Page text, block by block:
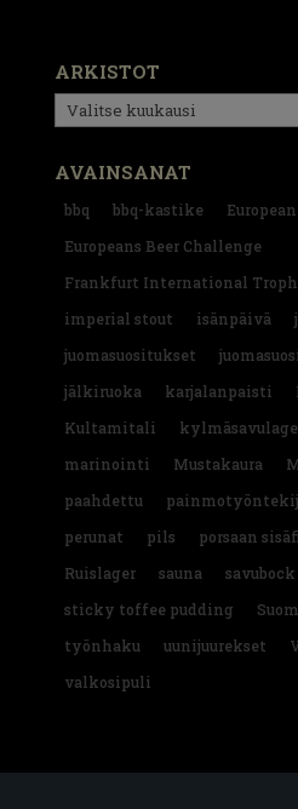
ARKISTOT
Arkistot
AVAINSANAT
bbq bbq-kastike
Europeans Beer Challenge
Frankfurt International
imperial stout
isänpäivä
juomasuositukset
jälkiruoka
karjalanpaisti
Kultamitali
marinointi
Mustakaura
paahdettu
perunat
pils porsaan
Ruislager
sauna savubock
sticky toffee pudding
työnhaku
uunijuurekset
valkosipuli